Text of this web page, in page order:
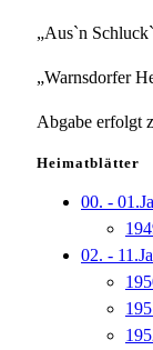
„Aus`n
„Warnsdorfer
Abgabe erfolgt
Heimatblätter
00. -
02. -